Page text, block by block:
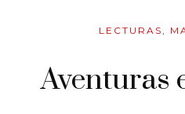
LECTURAS,
Aventuras